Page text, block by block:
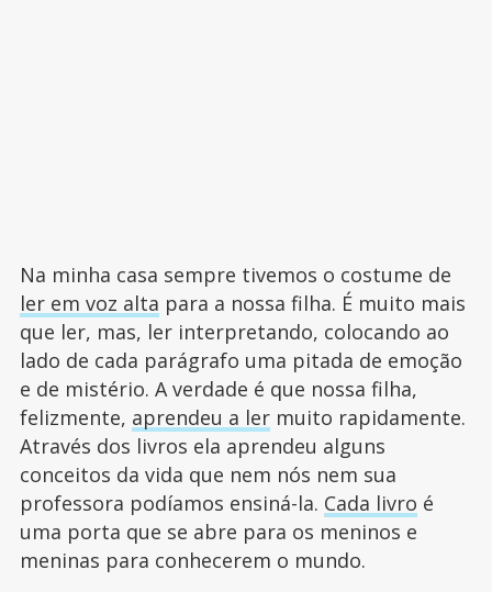
Na minha casa sempre tivemos o costume de
ler em voz alta para a nossa filha. É muito mais
que ler, mas, ler interpretando, colocando ao
lado de cada parágrafo uma pitada de emoção
e de mistério. A verdade é que nossa filha,
felizmente, aprendeu a lermuito rapidamente.
Através dos livros ela aprendeu alguns
conceitos da vida que nem nós nem sua
professora podíamos ensiná-la. Cada livro é
uma porta que se abre para os meninos e
meninas para conhecerem o mundo.